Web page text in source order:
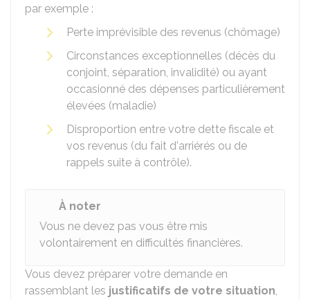
par exemple :
Perte imprévisible des revenus (chômage)
Circonstances exceptionnelles (décès du
conjoint, séparation, invalidité) ou ayant
occasionné des dépenses particulièrement
élevées (maladie)
Disproportion entre votre dette fiscale et
vos revenus (du fait d'arriérés ou de
rappels suite à contrôle).
À noter
Vous ne devez pas vous être mis
volontairement en difficultés financières.
Vous devez préparer votre demande en
rassemblant les justificatifs de votre situation,